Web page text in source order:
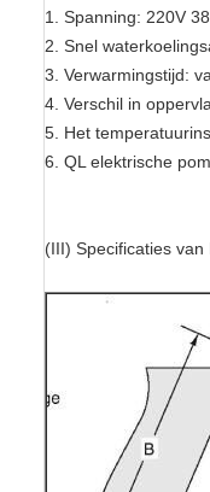
1. Spanning: 220V
2. Snel
3. Verwarmingstijd:
4. Verschil in
5. Het
6. QL elektrische
(III) Specificaties